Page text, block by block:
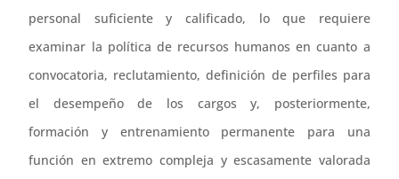
personal suficiente y calificado, lo que requiere
examinar la política de recursos humanos en cuanto a
convocatoria, reclutamiento, definición de perfiles para
el desempeño de los cargos y, posteriormente,
formación y entrenamiento permanente para una
función en extremo compleja y escasamente valorada